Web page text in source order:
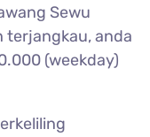
Sewu
terjangkau, anda
(weekday)